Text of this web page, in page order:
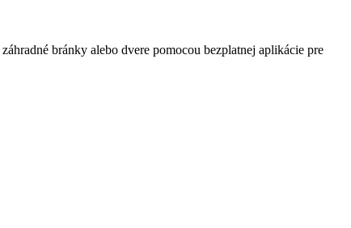
bránky alebo dvere pomocou bezplatnej aplikácie pre